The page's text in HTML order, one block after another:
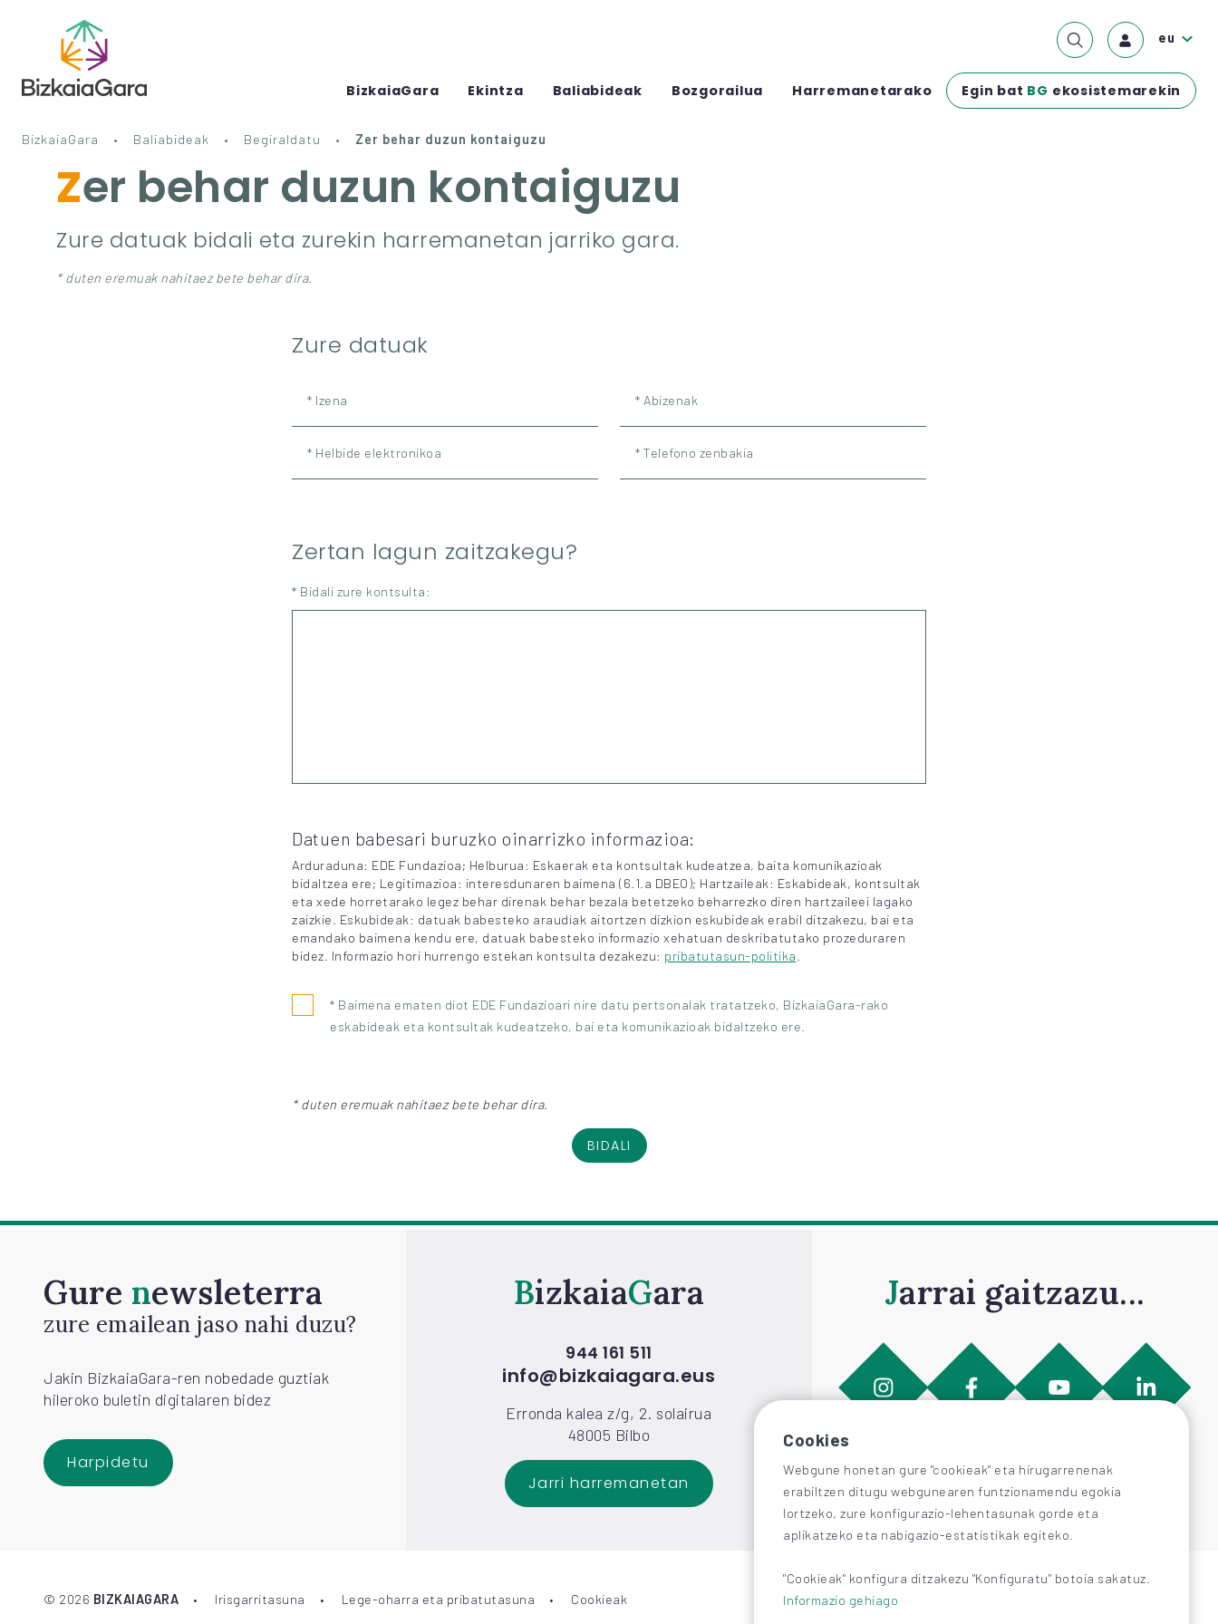
BizkaiaGara Ekintza Baliabideak Bozgorailua Harremanetarako Egin bat BG ekosistemarekin
eu
BizkaiaGara Baliabideak Begiraldatu Zer behar duzun kontaiguzu
Zer behar duzun kontaiguzu
Zure datuak bidali eta zurekin harremanetan jarriko gara.
* duten eremuak nahitaez bete behar dira.
Zure datuak
* Izena * Abizenak
* Helbide elektronikoa * Telefono zenbakia
Zertan lagun zaitzakegu?
* Bidali zure kontsulta:
Datuen babesari buruzko oinarrizko informazioa:
Arduraduna: EDE Fundazioa; Helburua: Eskaerak eta kontsultak kudeatzea, baita komunikazioak
bidaltzea ere; Legitimazioa: interesdunaren baimena (6.1.a DBEO); Hartzaileak: Eskabideak, kontsultak
eta xede horretarako legez behar direnak behar bezala betetzeko beharrezko diren hartzaileei lagako
zaizkie. Eskubideak: datuak babesteko araudiak aitortzen dizkion eskubideak erabil ditzakezu, bai eta
emandako baimena kendu ere, datuak babesteko informazio xehatuan deskribatutako prozeduraren
bidez. Informazio hori hurrengo estekan kontsulta dezakezu: pribatutasun-politika
* Baimena ematen diot EDE Fundazioari nire datu pertsonalak tratatzeko, BizkaiaGara-rako
eskabideak eta kontsultak kudeatzeko, bai eta komunikazioak bidaltzeko ere.
* duten eremuak nahitaez bete behar dira.
BIDALI
Gure newsleterra
zure emailean jaso nahi duzu?
Jakin BizkaiaGara-ren nobedade guztiak
hileroko buletin digitalaren bidez
Harpidetu
Bizkaia Gara
944 161 511
info@bizkaiagara.eus
Erronda kalea z/g, 2. solairua
48005 Bilbo
Jarri harremanetan
Jarrai gaitzazu...
© 2026 BIZKAIAGARA Irisgarritasuna Lege-oharra eta pribatutasuna Cookieak
Cookies
Webgune honetan gure "cookieak" eta hirugarrenenak
erabiltzen ditugu webgunearen funtzionamendu egokia
lortzeko, zure konfigurazio-lehentasunak gorde eta
aplikatzeko eta nabigazio-estatistikak egiteko.
"Cookieak" konfigura ditzakezu "Konfiguratu" botoia sakatuz.
Informazio gehiago